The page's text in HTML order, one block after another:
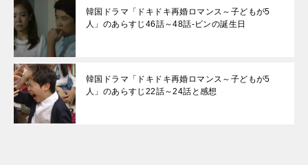
韓国ドラマ「ドキドキ再婚ロマンス～子どもが5
人」のあらすじ46話～48話-ビンの誕生日
韓国ドラマ「ドキドキ再婚ロマンス～子どもが5
人」のあらすじ22話～24話と感想